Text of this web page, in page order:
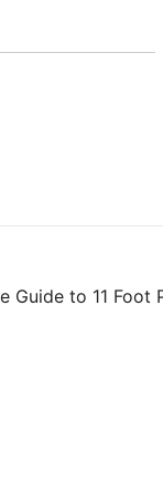
Guide to 11 Foot